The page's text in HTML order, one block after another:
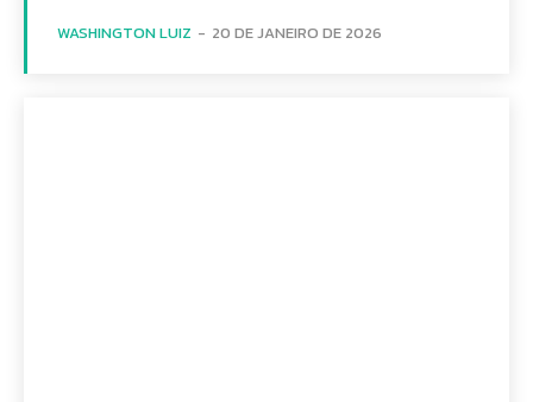
WASHINGTON LUIZ - 20 DE JANEIRO DE 2026